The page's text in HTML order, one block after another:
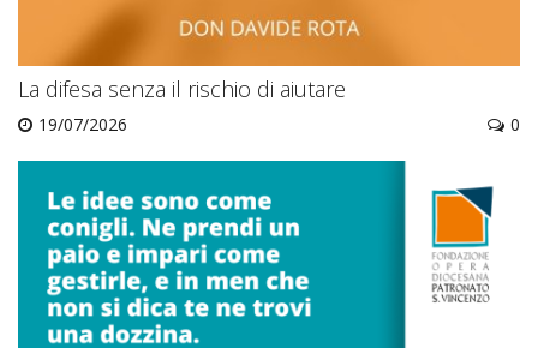
La difesa senza il rischio di aiutare
19/07/2026 0